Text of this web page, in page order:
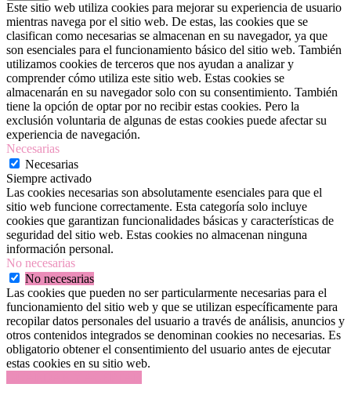
Este sitio web utiliza cookies para mejorar su experiencia de usuario
mientras navega por el sitio web. De estas, las cookies que se
clasifican como necesarias se almacenan en su navegador, ya que
son esenciales para el funcionamiento básico del sitio web. También
utilizamos cookies de terceros que nos ayudan a analizar y
comprender cómo utiliza este sitio web. Estas cookies se
almacenarán en su navegador solo con su consentimiento. También
tiene la opción de optar por no recibir estas cookies. Pero la
exclusión voluntaria de algunas de estas cookies puede afectar su
experiencia de navegación.
Necesarias
Necesarias
Siempre activado
Las cookies necesarias son absolutamente esenciales para que el
sitio web funcione correctamente. Esta categoría solo incluye
cookies que garantizan funcionalidades básicas y características de
seguridad del sitio web. Estas cookies no almacenan ninguna
información personal.
No necesarias
No necesarias
Las cookies que pueden no ser particularmente necesarias para el
funcionamiento del sitio web y que se utilizan específicamente para
recopilar datos personales del usuario a través de análisis, anuncios y
otros contenidos integrados se denominan cookies no necesarias. Es
obligatorio obtener el consentimiento del usuario antes de ejecutar
estas cookies en su sitio web.